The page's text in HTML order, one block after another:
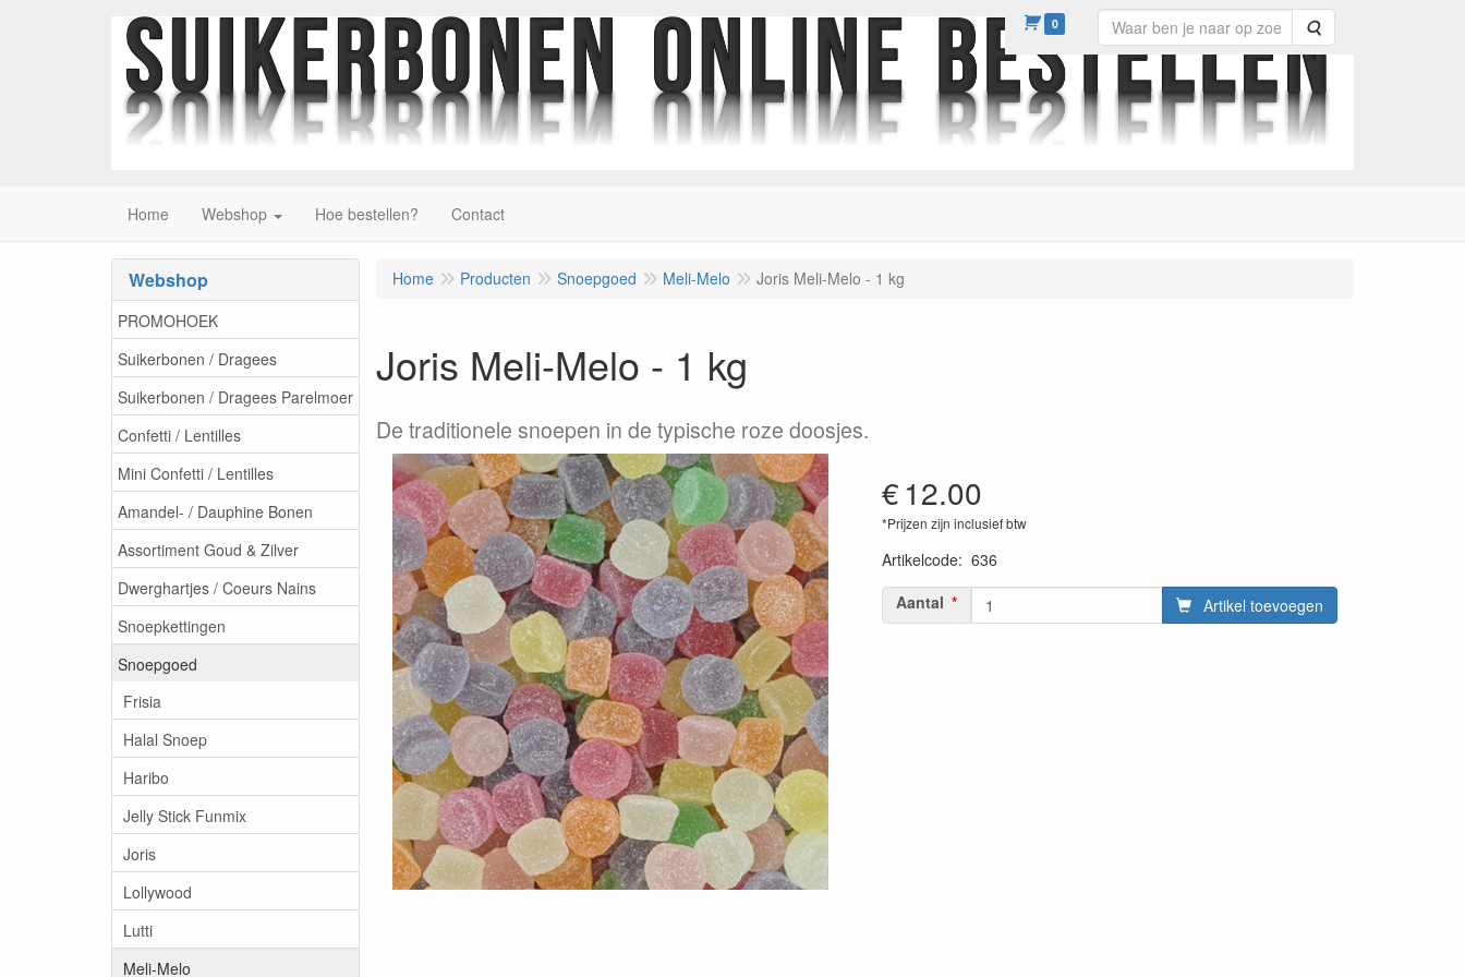
0 Zoeken
Home Webshop Hoe bestellen? Contact
Webshop
PROMOHOEK
Suikerbonen / Dragees
Suikerbonen / Dragees Parelmoer
Confetti / Lentilles
Mini Confetti / Lentilles
Amandel- / Dauphine Bonen
Assortiment Goud & Zilver
Dwerghartjes / Coeurs Nains
Snoepkettingen
Snoepgoed
Frisia
Halal Snoep
Haribo
Jelly Stick Funmix
Joris
Lollywood
Lutti
Meli-Melo
Home Producten Snoepgoed Meli-Melo Joris Meli-Melo - 1 kg
Joris Meli-Melo - 1 kg
De traditionele snoepen in de typische roze doosjes.
€12.00
*Prijzen zijn inclusief btw
Artikelcode: 636
Aantal
Artikel toevoegen